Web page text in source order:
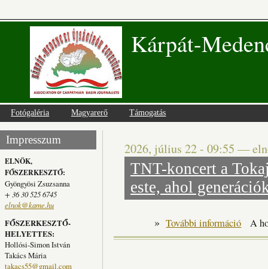
Kárpát-
Fotógaléria Magyarerő Támogatás
Impresszum
ELNÖK,
FŐSZERKESZTŐ:
Gyöngyösi Zsuzsanna
+ 36 30 525 6745
elnok@kame.hu
FŐSZERKESZTŐ-
HELYETTES:
Hollósi-Simon István
Takács Mária
takacs55@gmail.com
2026, július 22 - 09:55 —
TNT-koncert a
este, ahol
» További információ TNT-
A